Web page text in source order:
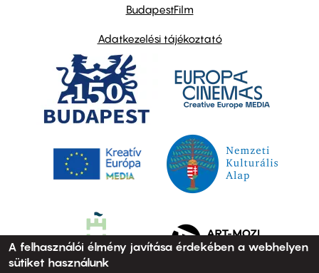
BudapestFilm
Adatkezelési tájékoztató
A felhasználói élmény javítása érdekében a webhelyen
sütiket használunk